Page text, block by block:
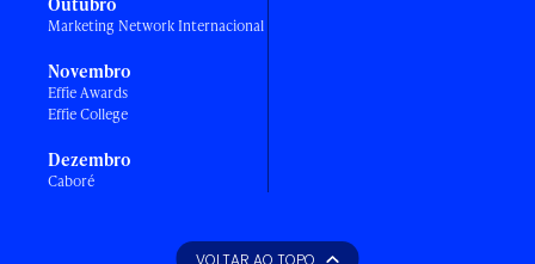
Outubro
Marketing Network Internacional
Novembro
Effie Awards
Effie College
Dezembro
Caboré